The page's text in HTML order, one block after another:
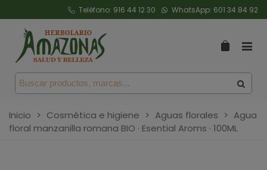
Teléfono: 916 44 12 30 WhatsApp: 601 34 84 92
Inicio > Cosmética e higiene > Aguas florales > Agua
floral manzanilla romana BIO · Esential Aroms · 100ML